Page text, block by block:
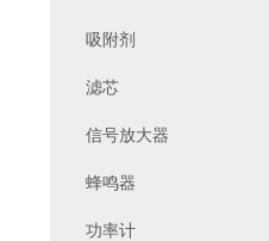
吸附剂
滤芯
信号放大器
蜂鸣器
功率计